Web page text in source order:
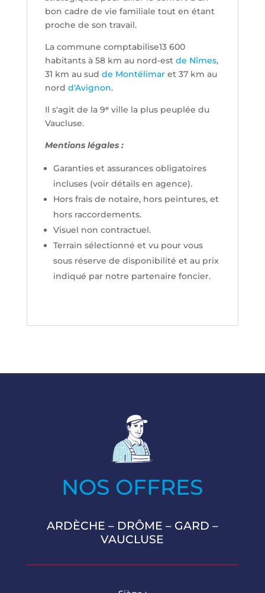
bon cadre de vie familiale tout en étant
proche de son travail.
La commune comptabilise13 600
habitants à 58 km au nord-est de Nîmes,
31 km au sud de Montélimaret 37 km au
nord d'Avignon.
Il s'agit de la 9ᵉ ville la plus peuplée du
Vaucluse.
Mentions légales :
Garanties et assurances obligatoires
incluses (voir détails en agence).
Hors frais de notaire, hors peintures, et
hors raccordements.
Visuel non contractuel.
Terrain sélectionné et vu pour vous
sous réserve de disponibilité et au prix
indiqué par notre partenaire foncier.
NOS OFFRES
ARDÈCHE – DRÔME – GARD –
VAUCLUSE